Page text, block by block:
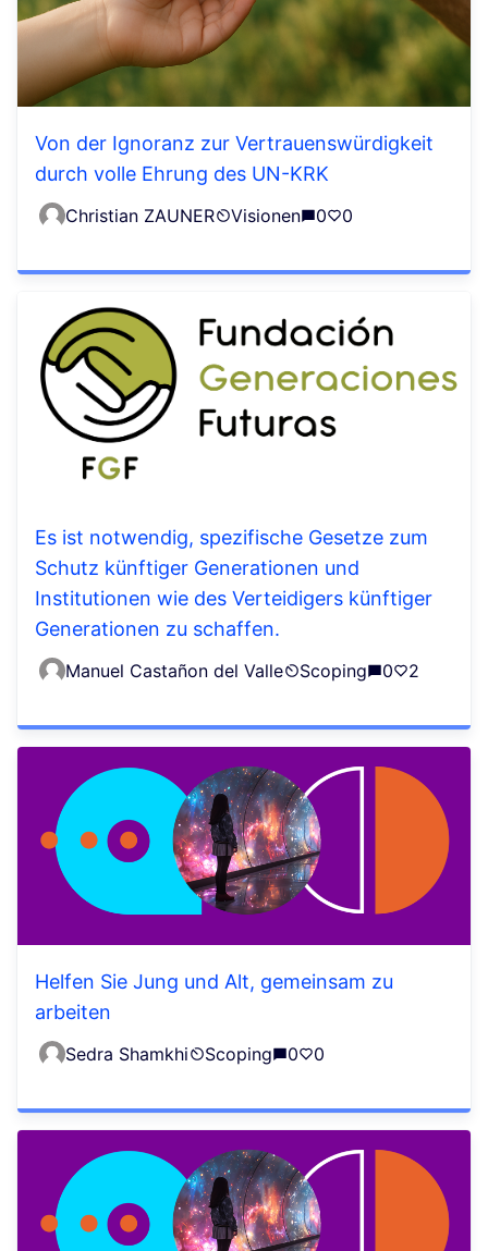
Von der Ignoranz zur Vertrauenswürdigkeit
durch volle Ehrung des UN-KRK
Christian ZAUNER Visionen 0 0
Es ist notwendig, spezifische Gesetze zum
Schutz künftiger Generationen und
Institutionen wie des Verteidigers künftiger
Generationen zu schaffen.
Manuel Castañon del Valle Scoping 0 2
Helfen Sie Jung und Alt, gemeinsam zu
arbeiten
Sedra Shamkhi Scoping 0 0